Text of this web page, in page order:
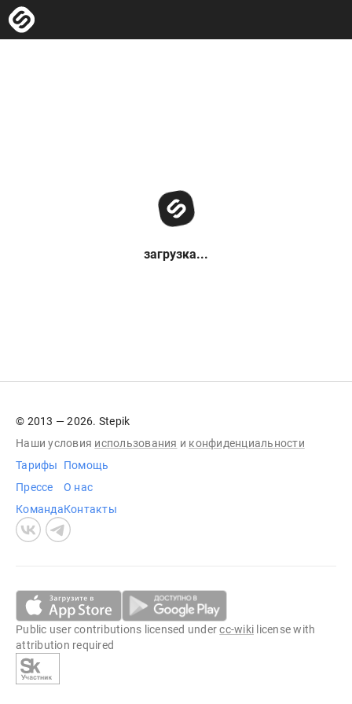
загрузка...
© 2013 — 2026. Stepik
Наши условия использования и конфиденциальности
Тарифы
Прессе
Команда
Помощь
О нас
Контакты
Public user contributions licensed undercc-wiki license with
attribution required